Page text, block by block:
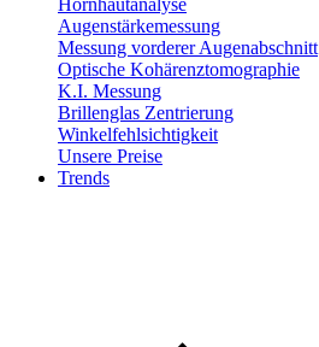
Hornhautanalyse
Augenstärkemessung
Messung vorderer Augenabschnitt
Optische Kohärenztomographie
K.I. Messung
Brillenglas Zentrierung
Winkelfehlsichtigkeit
Unsere Preise
Trends